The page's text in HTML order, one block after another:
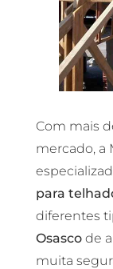
Com mais
mercado, a
para
diferentes
Osascode
muita